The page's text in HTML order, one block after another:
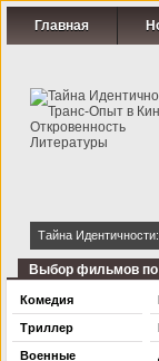
Главная
Тайна Идентичности:
Транс-Опыт в Кино и
Литературы
Выбор фильмов
Комедия
Триллер
Военные